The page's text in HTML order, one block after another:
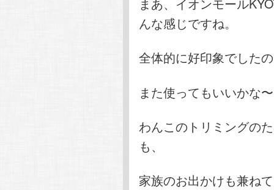
んな感じですね。
全体的に好印象でした
また使ってもいいかな
わんこのトリミングの
も、
家族のお出かけも兼ね